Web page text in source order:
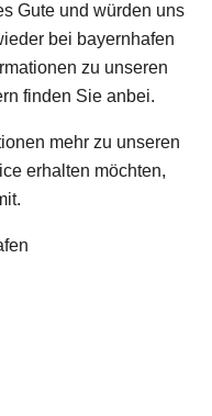
Gute und würden uns
bei bayernhafen
zu unseren
finden Sie anbei.
mehr zu unseren
erhalten möchten,